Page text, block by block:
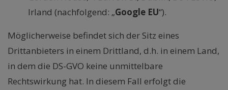
Irland (nachfolgend: „Google EU“).
Möglicherweise befindet sich der Sitz eines
Drittanbieters in einem Drittland, d.h. in einem Land,
in dem die DS-GVO keine unmittelbare
Rechtswirkung hat. In diesem Fall erfolgt die